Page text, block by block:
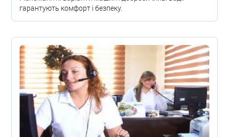
гарантують комфорт і безпеку.